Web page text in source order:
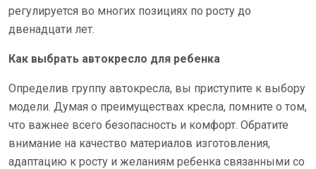
регулируется во многих позициях по росту до
двенадцати лет.
Как выбрать автокресло для ребенка
Определив группу автокресла, вы приступите к выбору
модели. Думая о преимуществах кресла, помните о том,
что важнее всего безопасность и комфорт. Обратите
внимание на качество материалов изготовления,
адаптацию к росту и желаниям ребенка связанными со